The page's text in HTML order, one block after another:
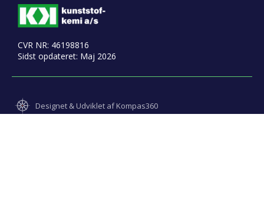
CVR NR: 46198816
Sidst opdateret: Maj 2026
Designet & Udviklet af Kompas360